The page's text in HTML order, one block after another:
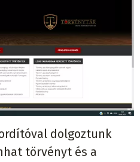
dolgoztunk
törvényt és a